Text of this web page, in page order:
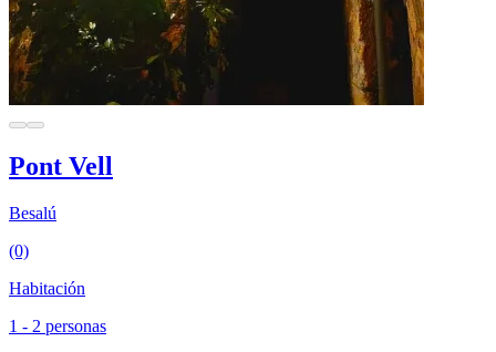
Pont Vell
Besalú
(0)
Habitación
1 - 2 personas